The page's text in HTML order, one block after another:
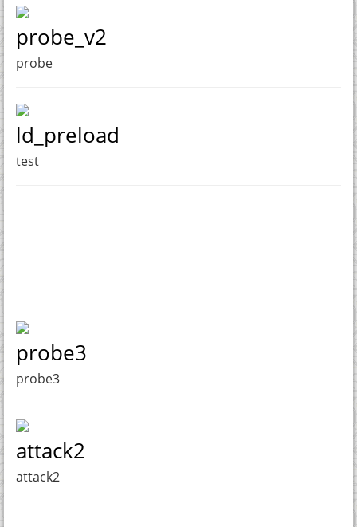
probe_v2
probe
ld_preload
test
probe3
probe3
attack2
attack2